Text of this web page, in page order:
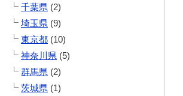
千葉県 (2)
埼玉県 (9)
東京都 (10)
神奈川県 (5)
群馬県 (2)
茨城県 (1)